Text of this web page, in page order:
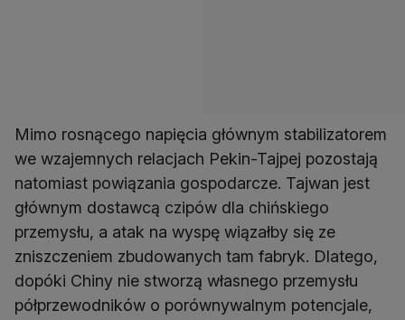
Mimo rosnącego napięcia głównym stabilizatorem
we wzajemnych relacjach Pekin-Tajpej pozostają
natomiast powiązania gospodarcze. Tajwan jest
głównym dostawcą czipów dla chińskiego
przemysłu, a atak na wyspę wiązałby się ze
zniszczeniem zbudowanych tam fabryk. Dlatego,
dopóki Chiny nie stworzą własnego przemysłu
półprzewodników o porównywalnym potencjale,